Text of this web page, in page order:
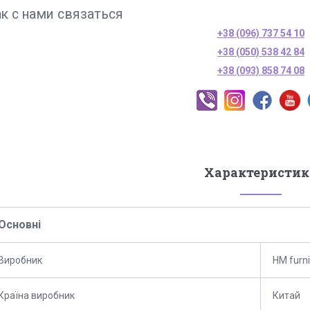
с нами связаться
+38 (096) 737 54 10
+38 (050) 538 42 84
+38 (093) 858 74 08
Виробник HM
Країна виробник Китай